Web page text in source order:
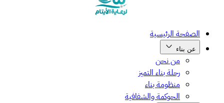
الصفحة الرئيسية
عن بناء
من نحن
رحلة بناء التميز
منظومة بناء
الحوكمة والشفافية